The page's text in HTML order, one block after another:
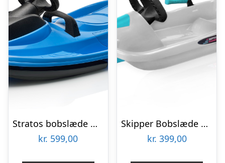
Stratos bobslæde med rat, Racer Blå
kr. 599,00
Skipper Bobslæde med rat Titan Blue Ice
kr. 399,00